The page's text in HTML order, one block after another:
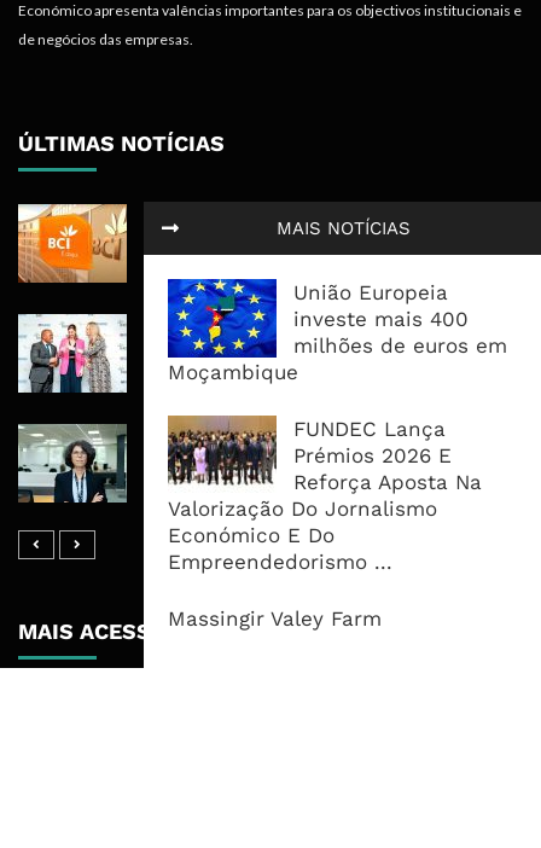
MAIS NOTÍCIAS
União Europeia
investe mais 400
milhões de euros em
Moçambique
FUNDEC Lança
Prémios 2026 E
Reforça Aposta Na
Valorização Do Jornalismo
Económico E Do
Empreendedorismo ...
Massingir Valey Farm
Económico apresenta valências importantes para os objectivos institucionais e
de negócios das empresas.
ÚLTIMAS NOTÍCIAS
BCI Lucra 3,34 Mil Milhões De
RAIZ Arranca Com 4 Milhões De
Libras Para Criar Novas Soluções De
Financiamento Às PME
Banco De Desenvolvimento Pode
Mobilizar Capital, Mas Governação
Define O Resultado
MAIS ACESSADOS